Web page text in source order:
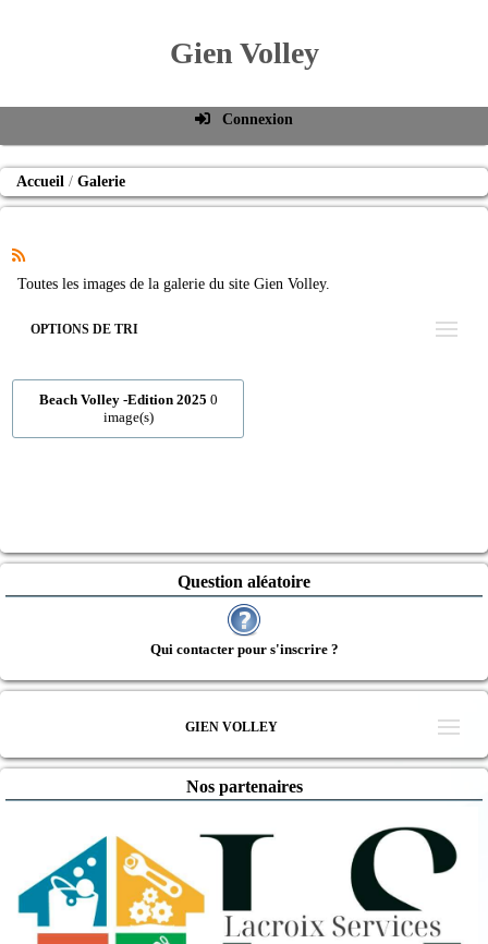
Gien Volley
Connexion
Identifiant de connexion
Connexion
Question aléatoire
Qui contacter pour s'inscrire ?
GIEN VOLLEY
Accueil Galerie
Toutes les images de la galerie du site Gien Volley.
OPTIONS DE TRI
Beach Volley -Edition 2025 0
image(s)
Nos partenaires